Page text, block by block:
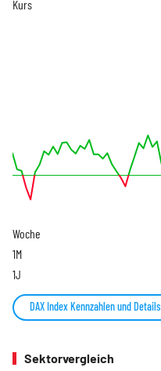
Kurs
Woche
1M
1J
DAX Index Kennzahlen und Details
Sektorvergleich